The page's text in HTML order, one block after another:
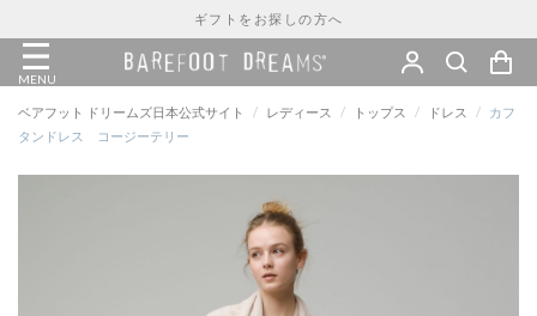
ギフトをお探しの方へ
MENU
ベアフット ドリームズ日本公式サイト / レディース / トップス / ドレス /
カフ
タンドレス コージーテリー